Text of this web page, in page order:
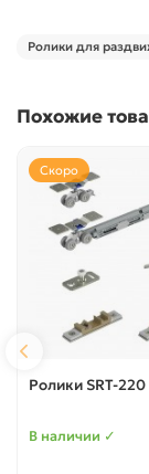
Ролики для
Похожие
Скоро
Ролики SRT-220
В наличии ✓